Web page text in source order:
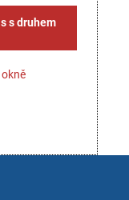
s druhem